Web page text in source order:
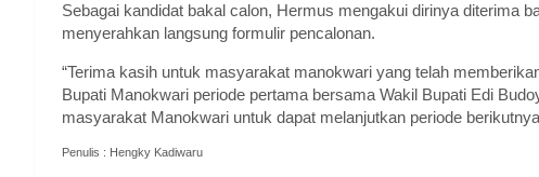
Sebagai kandidat bakal calon, Hermus mengakui dirinya diterima
menyerahkan langsung formulir pencalonan.
“Terima kasih untuk masyarakat manokwari yang telah
Bupati Manokwari periode pertama bersama Wakil Bupati Edi
masyarakat Manokwari untuk dapat melanjutkan periode
Penulis : Hengky Kadiwaru